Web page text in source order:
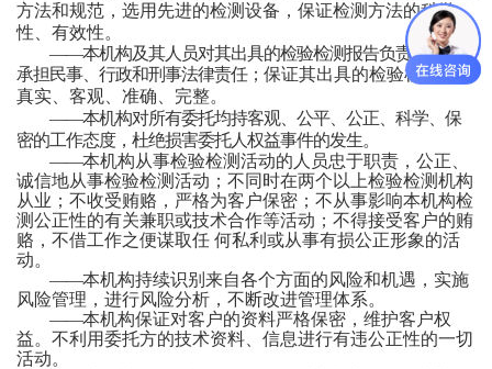
方法和规范，选用先进的检测设备，保证检测方法的科学
性 、有效性。
——本机构及其人员对其出具的检验检测报告负责，依法
承担民事、行政和刑事法律责任； 保证其出具的检验检测报告
真实、客观、准确、完整。
——本机构对所有委托均持客观、公平、公正、科学、保
密的工作态度，杜绝损害委托人权益事件的发生。
——本机构从事检验检测活动的 人员忠于职责 ， 公正、
诚信地从事检验检测活动 ； 不同时在两个以上检验检测机构
从业； 不收受贿赂，严格为客户保密 ； 不从事影响本机构检
测公正性的有关兼职或技术合作等活动 ； 不得接受客户的贿
赂，不借工作之便谋取任 何私利或从事有损公正形象的活
动。
——本机构持续识别来自各个方面的风险和机遇，实施
风险管理，进行风险分析，不断改进管理体系。
——本机构保证对客户的资料严格保密，维护客户权
益。不利用委托方的技术资料、信息进行有违公正性的一切
活动。